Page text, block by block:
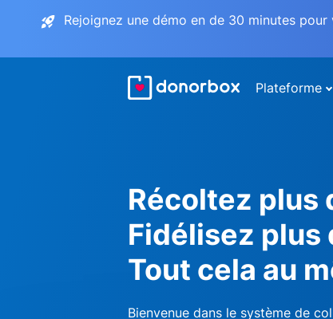
Rejoignez une démo en de 30 minutes
Plateforme
Récoltez plus
Fidélisez plus
Tout cela au
Bienvenue dans le système de